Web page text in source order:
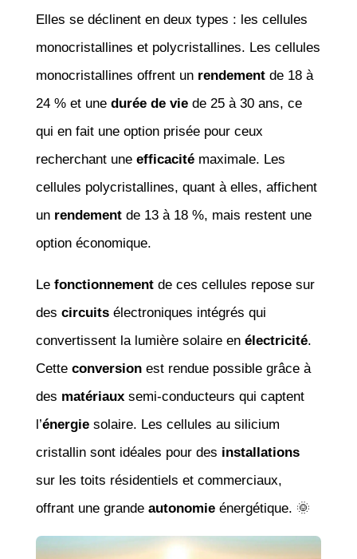
Elles se déclinent en deux types : les cellules
monocristallines et polycristallines. Les cellules
monocristallines offrent un rendementde 18 à
24 % et une durée de viede 25 à 30 ans, ce
qui en fait une option prisée pour ceux
recherchant une efficacitémaximale. Les
cellules polycristallines, quant à elles, affichent
un rendementde 13 à 18 %, mais restent une
option économique.
Le fonctionnementde ces cellules repose sur
des circuitsélectroniques intégrés qui
convertissent la lumière solaire en électricité.
Cette conversionest rendue possible grâce à
des matériauxsemi-conducteurs qui captent
l’énergiesolaire. Les cellules au silicium
cristallin sont idéales pour des installations
sur les toits résidentiels et commerciaux,
offrant une grande autonomieénergétique. 🌞